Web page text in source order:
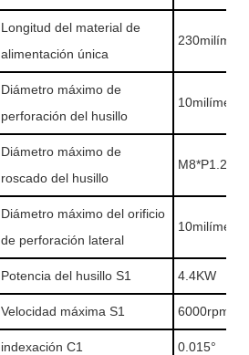
Longitud del material de
alimentación única
Diámetro máximo de
perforación del husillo
10milímetro
Diámetro máximo de
roscado del husillo
M8*P1.25
Diámetro máximo del orificio
de perforación lateral
10milímetro
Potencia del husillo S1 4.4KW
Velocidad máxima S1 6000rpm
indexación C1 0.015°